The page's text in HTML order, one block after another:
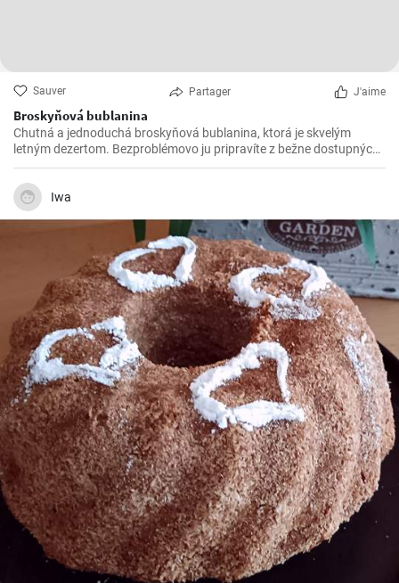
Sauver Partager J'aime
Broskyňová bublanina
Chutná a jednoduchá broskyňová bublanina, ktorá je skvelým
letným dezertom. Bezproblémovo ju pripravíte z bežne dostupných
surovín.
Iwa